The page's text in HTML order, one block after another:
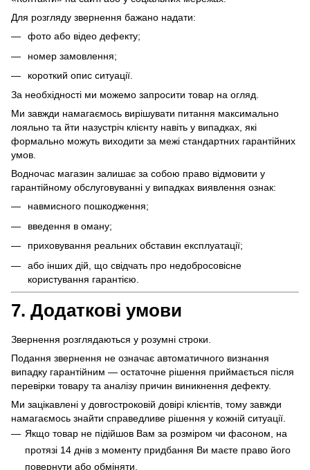
Для розгляду звернення бажано надати:
фото або відео дефекту;
номер замовлення;
короткий опис ситуації.
За необхідності ми можемо запросити товар на огляд.
Ми завжди намагаємось вирішувати питання максимально
лояльно та йти назустріч клієнту навіть у випадках, які
формально можуть виходити за межі стандартних гарантійних
умов.
Водночас магазин залишає за собою право відмовити у
гарантійному обслуговуванні у випадках виявлення ознак:
навмисного пошкодження;
введення в оману;
приховування реальних обставин експлуатації;
або інших дій, що свідчать про недобросовісне
користування гарантією.
7. Додаткові умови
Звернення розглядаються у розумні строки.
Подання звернення не означає автоматичного визнання
випадку гарантійним — остаточне рішення приймається після
перевірки товару та аналізу причин виникнення дефекту.
Ми зацікавлені у довгостроковій довірі клієнтів, тому завжди
намагаємось знайти справедливе рішення у кожній ситуації.
Якщо товар не підійшов Вам за розміром чи фасоном, на
протязі 14 днів з моменту придбання Ви маєте право його
повернути або обміняти.